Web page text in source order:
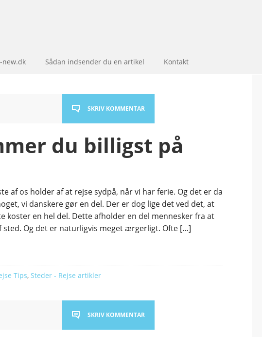
new.dk Sådan indsender du en artikel Kontakt
SKRIV KOMMENTAR
du billigst på
af os holder af at rejse sydpå, når vi har ferie. Og det er da
vi danskere gør en del. Der er dog lige det ved det, at
koster en hel del. Dette afholder en del mennesker fra at
sted. Og det er naturligvis meget ærgerligt. Ofte […]
Tips, Steder - Rejse artikler
SKRIV KOMMENTAR